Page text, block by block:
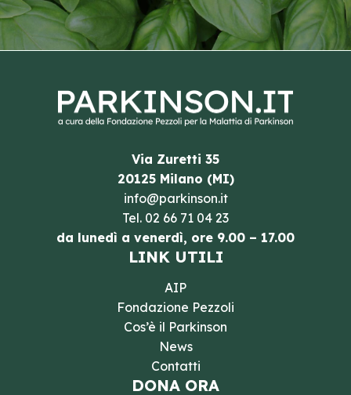
Via Zuretti 35
20125 Milano (MI)
info@parkinson.it
Tel. 02 66 71 04 23
da lunedì a venerdì, ore 9.00 – 17.00
LINK UTILI
AIP
Fondazione Pezzoli
Cos’è il Parkinson
News
Contatti
DONA ORA